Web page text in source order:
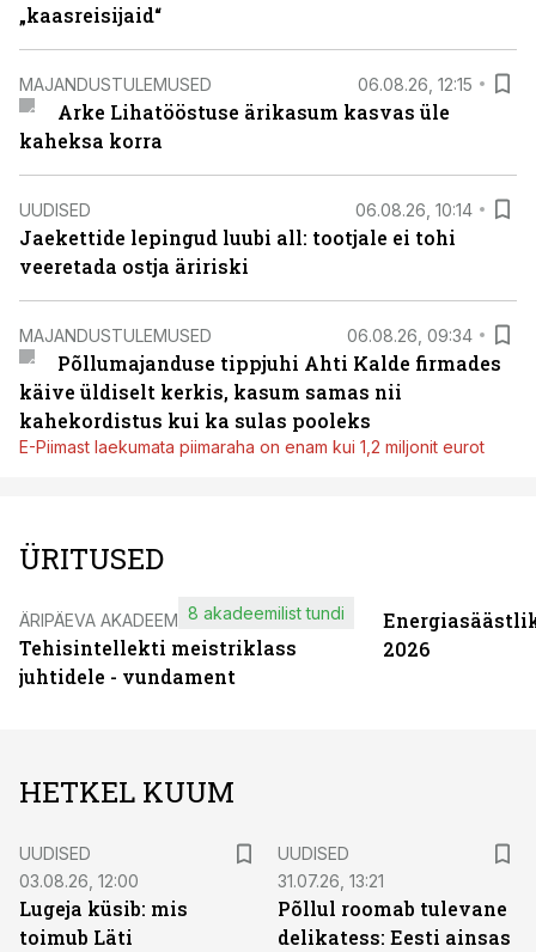
„kaasreisijaid“
MAJANDUSTULEMUSED 06.08.26, 12:15
Arke Lihatööstuse ärikasum kasvas üle
kaheksa korra
UUDISED 06.08.26, 10:14
Jaekettide lepingud luubi all: tootjale ei tohi
veeretada ostja äririski
MAJANDUSTULEMUSED 06.08.26, 09:34
Põllumajanduse tippjuhi Ahti Kalde firmades
käive üldiselt kerkis, kasum samas nii
kahekordistus kui ka sulas pooleks
E-Piimast laekumata piimaraha on enam kui 1,2 miljonit eurot
ÜRITUSED
ÄRIPÄEVA AKADEEMIA
Tehisintellekti meistriklass
juhtidele - vundament
8 akadeemilist tundi
2026
HETKEL KUUM
UUDISED
03.08.26, 12:00
Lugeja küsib: mis
toimub Läti
UUDISED
31.07.26, 13:21
Põllul roomab tulevane
delikatess: Eesti ainsas